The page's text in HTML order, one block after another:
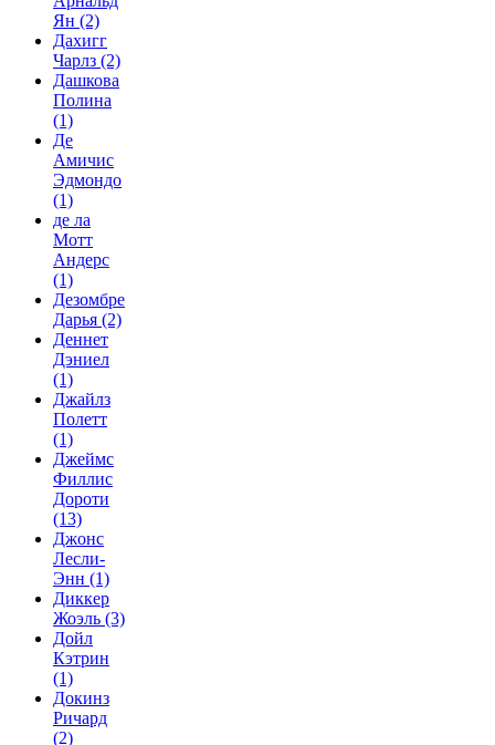
Ян (2)
Дахигг
Чарлз (2)
Дашкова
Полина
(1)
Де
Амичис
Эдмондо
(1)
де ла
Мотт
Андерс
(1)
Дезомбре
Дарья (2)
Деннет
Дэниел
(1)
Джайлз
Полетт
(1)
Джеймс
Филлис
Дороти
(13)
Джонс
Лесли-
Энн (1)
Диккер
Жоэль (3)
Дойл
Кэтрин
(1)
Докинз
Ричард
(2)